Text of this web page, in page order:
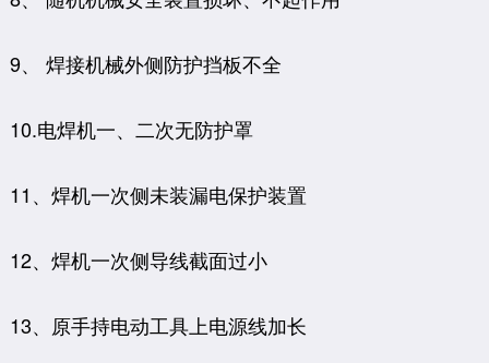
9、 焊接机械外侧防护挡板不全
10.电焊机一、二次无防护罩
11、焊机一次侧未装漏电保护装置
12、焊机一次侧导线截面过小
13、原手持电动工具上电源线加长